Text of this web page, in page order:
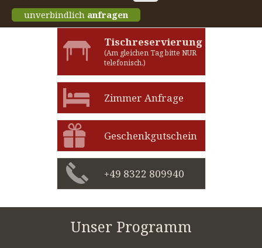
unverbindlich anfragen
Unser Programm
Tischreservierung
(Am gleichen Tag bitte NUR
telefonisch.)
Zimmer Anfrage
Geschenkgutschein
+49 8322 809940